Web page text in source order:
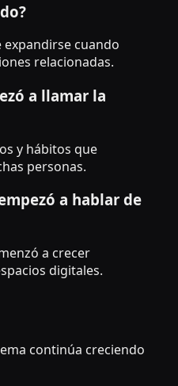
expandirse cuando
relacionadas.
a llamar la
y hábitos que
personas.
a hablar de
a crecer
digitales.
continúa creciendo